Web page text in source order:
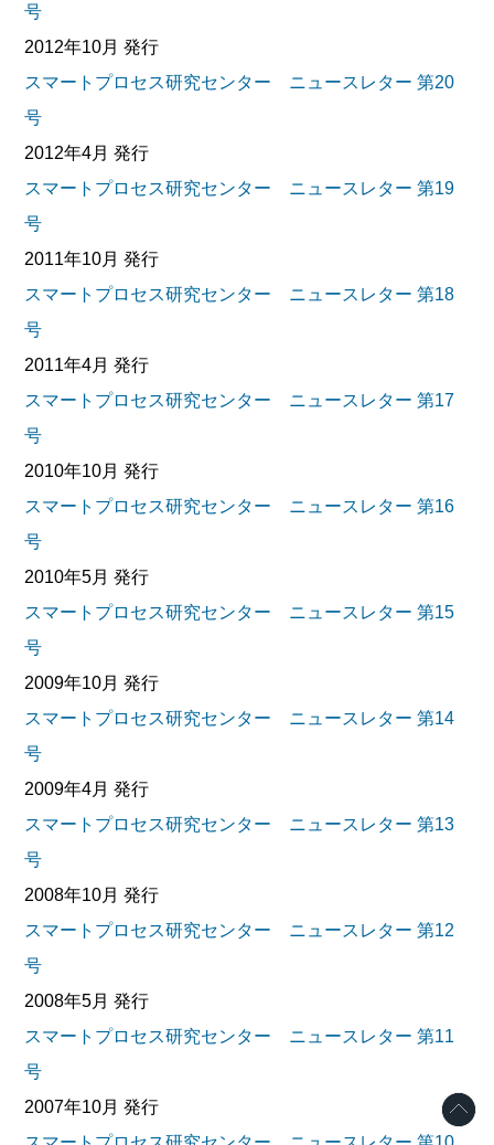
号
2012年10月 発行
スマートプロセス研究センター ニュースレター 第20
号
2012年4月 発行
スマートプロセス研究センター ニュースレター 第19
号
2011年10月 発行
スマートプロセス研究センター ニュースレター 第18
号
2011年4月 発行
スマートプロセス研究センター ニュースレター 第17
号
2010年10月 発行
スマートプロセス研究センター ニュースレター 第16
号
2010年5月 発行
スマートプロセス研究センター ニュースレター 第15
号
2009年10月 発行
スマートプロセス研究センター ニュースレター 第14
号
2009年4月 発行
スマートプロセス研究センター ニュースレター 第13
号
2008年10月 発行
スマートプロセス研究センター ニュースレター 第12
号
2008年5月 発行
スマートプロセス研究センター ニュースレター 第11
号
2007年10月 発行